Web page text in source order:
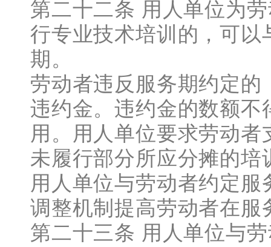
第二十二条 用人单位为
行专业技术培训的，可
期。
劳动者违反服务期约定
违约金。违约金的数额
用。用人单位要求劳动
未履行部分所应分摊的培
用人单位与劳动者约定
调整机制提高劳动者在
第二十三条 用人单位与